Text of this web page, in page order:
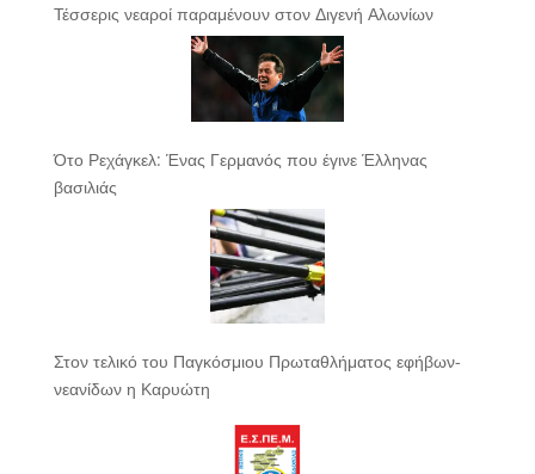
Τέσσερις νεαροί παραμένουν στον Διγενή Αλωνίων
Ότο Ρεχάγκελ: Ένας Γερμανός που έγινε Έλληνας
βασιλιάς
Στον τελικό του Παγκόσμιου Πρωταθλήματος εφήβων-
νεανίδων η Καρυώτη